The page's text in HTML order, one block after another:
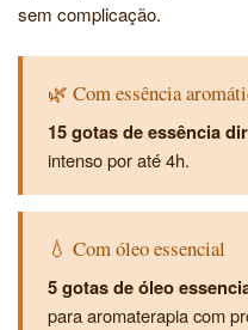
sem complicação.
🌿 Com essência
15 gotas de essência
intenso por até 4h.
💧 Com óleo essencial
5 gotas de óleo
para aromaterapia com